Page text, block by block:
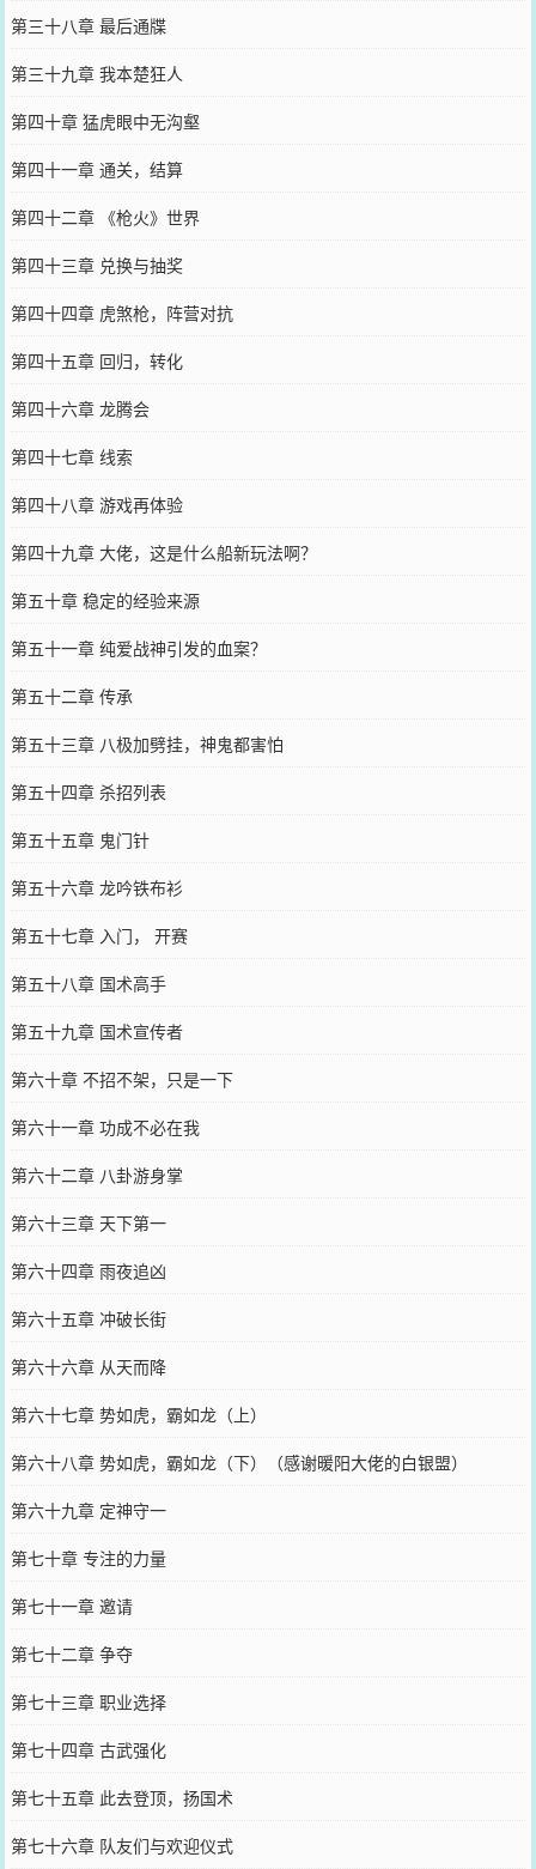
第三十八章 最后通牒
第三十九章 我本楚狂人
第四十章 猛虎眼中无沟壑
第四十一章 通关，结算
第四十二章 《枪火》世界
第四十三章 兑换与抽奖
第四十四章 虎煞枪，阵营对抗
第四十五章 回归，转化
第四十六章 龙腾会
第四十七章 线索
第四十八章 游戏再体验
第四十九章 大佬，这是什么船新玩法啊？
第五十章 稳定的经验来源
第五十一章 纯爱战神引发的血案？
第五十二章 传承
第五十三章 八极加劈挂，神鬼都害怕
第五十四章 杀招列表
第五十五章 鬼门针
第五十六章 龙吟铁布衫
第五十七章 入门， 开赛
第五十八章 国术高手
第五十九章 国术宣传者
第六十章 不招不架，只是一下
第六十一章 功成不必在我
第六十二章 八卦游身掌
第六十三章 天下第一
第六十四章 雨夜追凶
第六十五章 冲破长街
第六十六章 从天而降
第六十七章 势如虎，霸如龙（上）
第六十八章 势如虎，霸如龙（下）（感谢暖阳大佬的白银盟）
第六十九章 定神守一
第七十章 专注的力量
第七十一章 邀请
第七十二章 争夺
第七十三章 职业选择
第七十四章 古武强化
第七十五章 此去登顶，扬国术
第七十六章 队友们与欢迎仪式